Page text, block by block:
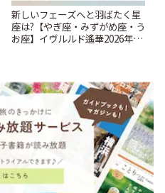
新しいフェーズへと羽ばたく星
座は?【やぎ座・みずがめ座・う
お座】イヴルルド遙華2026年の